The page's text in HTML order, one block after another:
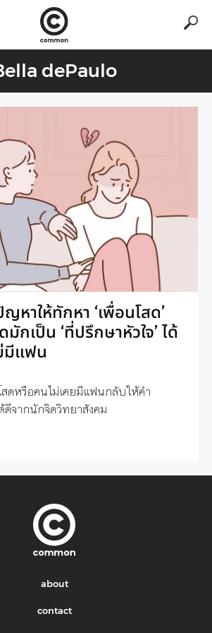
dePaulo
หาให้ทักหา ‘เพื่อนโสด’
มักเป็น ‘ที่ปรึกษาหัวใจ’ ได้
มีแฟน
ดหรือคนไม่เคยมีแฟนกลับให้คำ
ดีจากนักจิตวิทยาสังคม
about
contact